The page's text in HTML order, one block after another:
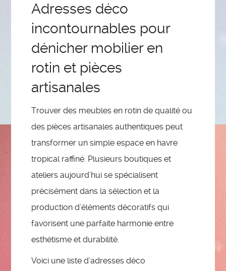
Adresses déco
incontournables pour
dénicher mobilier en
rotin et pièces
artisanales
Trouver des meubles en rotin de qualité ou
des pièces artisanales authentiques peut
transformer un simple espace en havre
tropical raffiné. Plusieurs boutiques et
ateliers aujourd’hui se spécialisent
précisément dans la sélection et la
production d’éléments décoratifs qui
favorisent une parfaite harmonie entre
esthétisme et durabilité.
Voici une liste d’adresses déco